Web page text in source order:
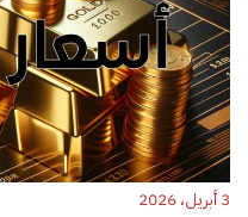
3 أبريل، 2026